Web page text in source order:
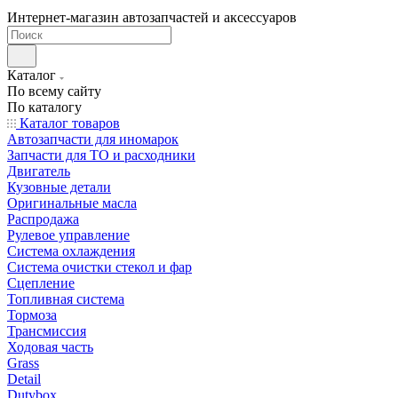
Интернет-магазин автозапчастей и аксессуаров
Каталог
По всему сайту
По каталогу
Каталог товаров
Автозапчасти для иномарок
Запчасти для ТО и расходники
Двигатель
Кузовные детали
Оригинальные масла
Распродажа
Рулевое управление
Система охлаждения
Система очистки стекол и фар
Сцепление
Топливная система
Тормоза
Трансмиссия
Ходовая часть
Grass
Detail
Dutybox